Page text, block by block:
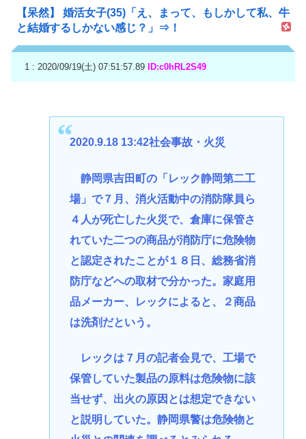
【呆然】 婚活女子(35)「え、まって、もしかして私、牛
と結婚するしかない感じ？」⇒！
1 : 2020/09/19(土) 07:51:57.89 ID:c0hRL2S49
2020.9.18 13:42社会事故・火災
静岡県吉田町の「レック静岡第二工
場」で７月、消火活動中の消防隊員ら
４人が死亡した火災で、倉庫に保管さ
れていた二つの商品が消防庁に危険物
と認定されたことが１８日、総務省消
防庁などへの取材で分かった。家庭用
品メーカー、レックによると、２商品
は洗剤だという。
レックは７月の記者会見で、工場で
保管していた製品の原料は危険物に該
当せず、出火の原因とは想定できない
と説明していた。静岡県警は危険物と